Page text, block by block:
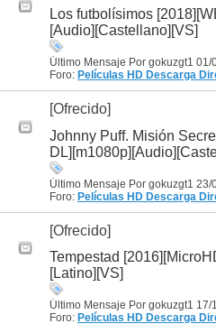
Los futbolísimos
[Audio][Castellano][VS]
Último Mensaje Por gokuzgt1 01/
Foro: Películas HD Descarga
[Ofrecido]
Johnny Puff. Misión
Último Mensaje Por gokuzgt1 23/
Foro: Películas HD Descarga
[Ofrecido]
Tempestad
[Latino][VS]
Último Mensaje Por gokuzgt1 17/
Foro: Películas HD Descarga